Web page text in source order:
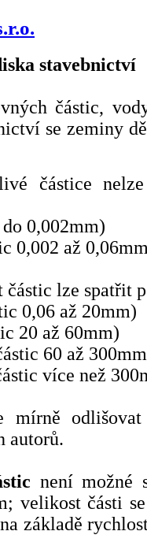
stavebnictví
částic,
se zeminy
částice
0,002mm)
0,002 až
částic lze spatřit
0,06 až 20mm)
20 až 60mm)
60 až
více než
mírně
autorů.
není možné
velikost části
základě